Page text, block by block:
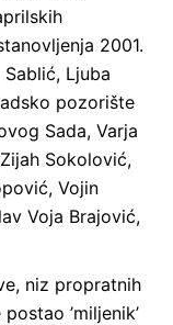
2001.
Ljuba
pozorište
Sada, Varja
Sokolović,
Vojin
Voja Brajović,
niz propratnih
’miljenik’